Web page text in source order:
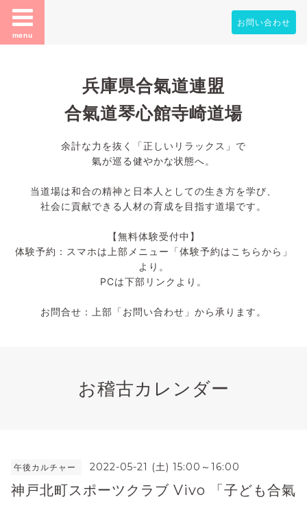
menu
お問い合わせ
兵庫県合氣道連盟
合氣道琴心館寺崎道場
余計な力を抜く「正しいリラックス」で
氣が巡る健やかな状態へ。
当道場は和合の精神と日本人としての生き方を学び、
社会に貢献できる人材の育成を目指す道場です。
【無料体験受付中】
体験予約：スマホは上部メニュー「体験予約はこちらから」
より。
PCは下部リンクより。
お問合せ：上部「お問い合わせ」から承ります。
お稽古カレンダー
午後カルチャー 2022-05-21 (土) 15:00～16:00
神戸北町スポーツクラブ Vivo 「子ども合氣